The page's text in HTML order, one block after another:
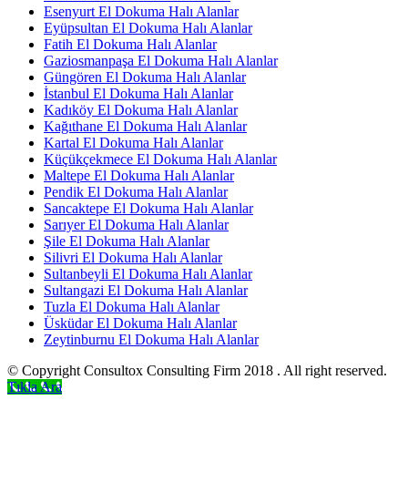
Esenyurt El Dokuma Halı Alanlar
Eyüpsultan El Dokuma Halı Alanlar
Fatih El Dokuma Halı Alanlar
Gaziosmanpaşa El Dokuma Halı Alanlar
Güngören El Dokuma Halı Alanlar
İstanbul El Dokuma Halı Alanlar
Kadıköy El Dokuma Halı Alanlar
Kağıthane El Dokuma Halı Alanlar
Kartal El Dokuma Halı Alanlar
Küçükçekmece El Dokuma Halı Alanlar
Maltepe El Dokuma Halı Alanlar
Pendik El Dokuma Halı Alanlar
Sancaktepe El Dokuma Halı Alanlar
Sarıyer El Dokuma Halı Alanlar
Şile El Dokuma Halı Alanlar
Silivri El Dokuma Halı Alanlar
Sultanbeyli El Dokuma Halı Alanlar
Sultangazi El Dokuma Halı Alanlar
Tuzla El Dokuma Halı Alanlar
Üsküdar El Dokuma Halı Alanlar
Zeytinburnu El Dokuma Halı Alanlar
© Copyright Consultox Consulting Firm 2018 . All right reserved.
Tıkla Ara